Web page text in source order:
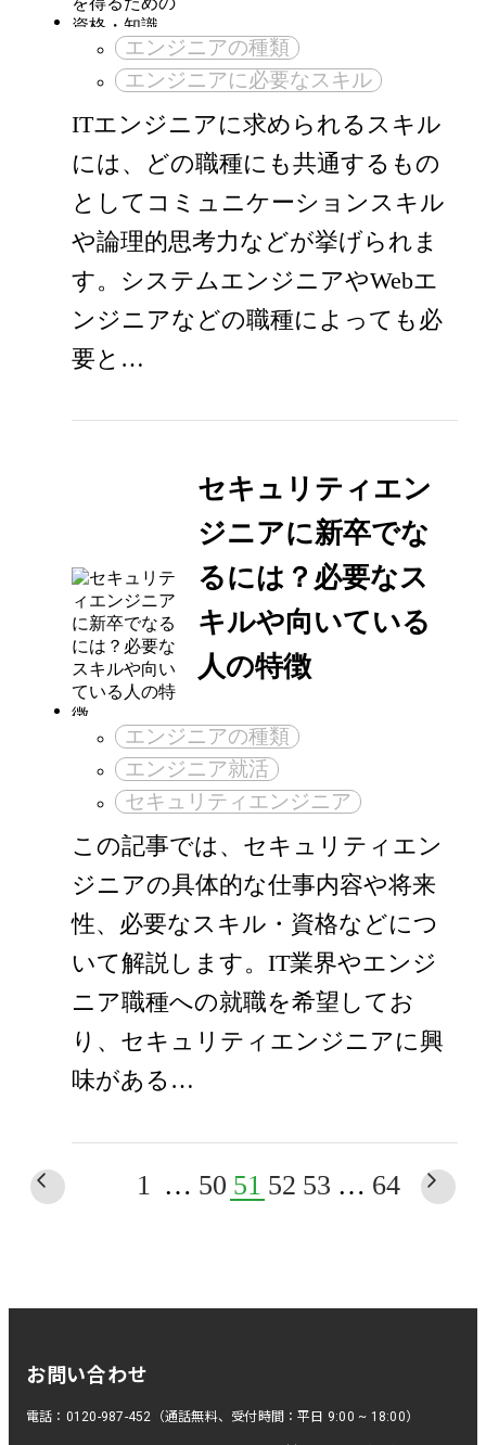
エンジニアの種類
エンジニアに必要なスキル
ITエンジニアに求められるスキル
には、どの職種にも共通するもの
としてコミュニケーションスキル
や論理的思考力などが挙げられま
す。システムエンジニアやWebエ
ンジニアなどの職種によっても必
要と…
セキュリティエン
ジニアに新卒でな
るには？必要なス
キルや向いている
人の特徴
エンジニアの種類
エンジニア就活
セキュリティエンジニア
この記事では、セキュリティエン
ジニアの具体的な仕事内容や将来
性、必要なスキル・資格などにつ
いて解説します。IT業界やエンジ
ニア職種への就職を希望してお
り、セキュリティエンジニアに興
味がある…
1 … 50 51 52 53 … 64
お問い合わせ
電話：0120-987-452（通話無料、受付時間：平日 9:00 ~ 18:00）